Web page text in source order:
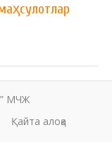
МЧЖ
Қайта алоқа